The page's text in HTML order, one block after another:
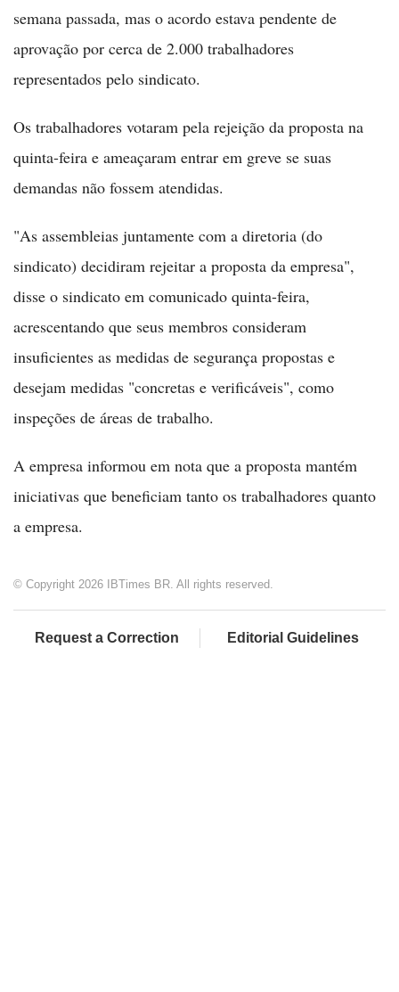
semana passada, mas o acordo estava pendente de
aprovação por cerca de 2.000 trabalhadores
representados pelo sindicato.
Os trabalhadores votaram pela rejeição da proposta na
quinta-feira e ameaçaram entrar em greve se suas
demandas não fossem atendidas.
"As assembleias juntamente com a diretoria (do
sindicato) decidiram rejeitar a proposta da empresa",
disse o sindicato em comunicado quinta-feira,
acrescentando que seus membros consideram
insuficientes as medidas de segurança propostas e
desejam medidas "concretas e verificáveis", como
inspeções de áreas de trabalho.
A empresa informou em nota que a proposta mantém
iniciativas que beneficiam tanto os trabalhadores quanto
a empresa.
© Copyright 2026 IBTimes BR. All rights reserved.
Request a Correction Editorial Guidelines